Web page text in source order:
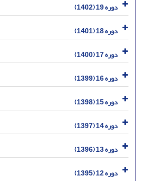
دوره 19 (1402)
دوره 18 (1401)
دوره 17 (1400)
دوره 16 (1399)
دوره 15 (1398)
دوره 14 (1397)
دوره 13 (1396)
دوره 12 (1395)